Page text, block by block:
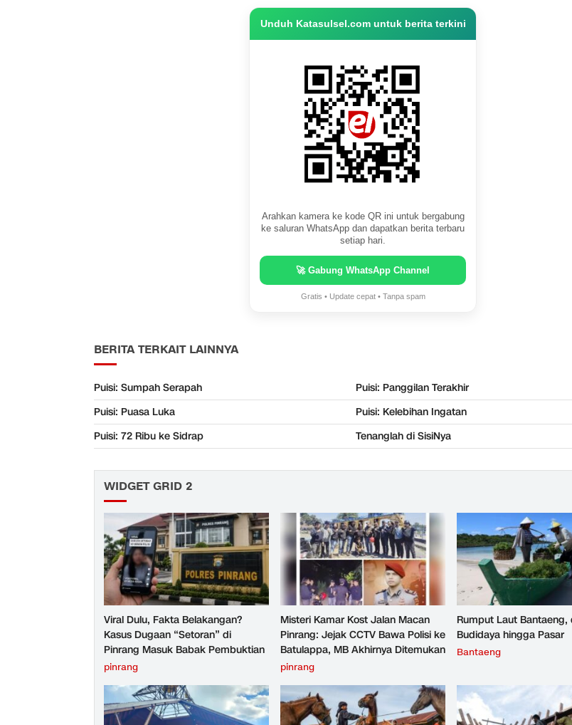
Unduh Katasulsel.com untuk berita terkini
Arahkan kamera ke kode QR ini untuk bergabung
ke saluran WhatsApp dan dapatkan berita terbaru
setiap hari.
🚀 Gabung WhatsApp Channel
Gratis • Update cepat • Tanpa spam
BERITA TERKAIT LAINNYA
Puisi: Sumpah Serapah
Puisi: Panggilan Terakhir
Puisi: Puasa Luka
Puisi: Kelebihan Ingatan
Puisi: 72 Ribu ke Sidrap
Tenanglah di SisiNya
WIDGET GRID 2
Viral Dulu, Fakta Belakangan?
Kasus Dugaan “Setoran” di
Pinrang Masuk Babak Pembuktian
pinrang
Misteri Kamar Kost Jalan Macan
Pinrang: Jejak CCTV Bawa Polisi ke
Batulappa, MB Akhirnya Ditemukan
pinrang
Rumput Laut Bantaeng,
Budidaya hingga Pasar
Bantaeng